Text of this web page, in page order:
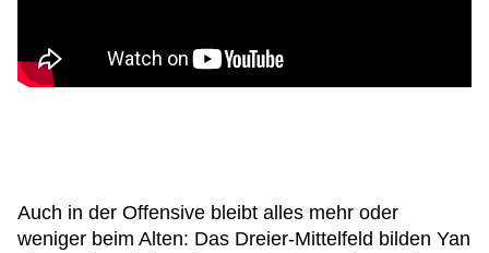
Auch in der Offensive bleibt alles mehr oder
weniger beim Alten: Das Dreier-Mittelfeld bilden Yan